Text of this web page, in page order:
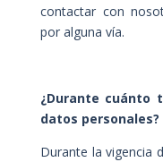
contactar con
por alguna vía.
¿Durante cuánto
datos personales?
Durante la vigencia